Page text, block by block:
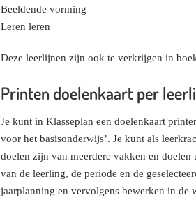
Beeldende vorming
Leren leren
Deze leerlijnen zijn ook te verkrijgen in
Printen doelenkaart per
Je kunt in Klasseplan een doelenkaart
voor het basisonderwijs’. Je kunt als
doelen zijn van meerdere vakken en
van de leerling, de periode en de
jaarplanning en vervolgens bewerken in de